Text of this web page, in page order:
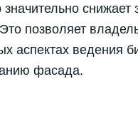
снижает
позволяет
аспектах ведения
фасада.